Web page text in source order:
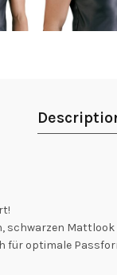
schwarzen
optimale